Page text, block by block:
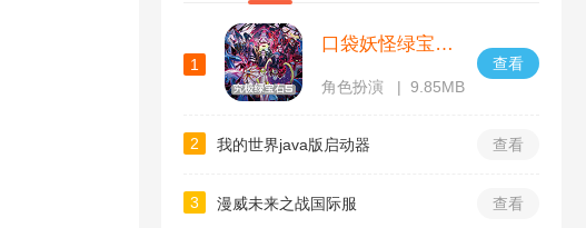
1
口袋妖怪绿宝石386版
角色扮演 9.85MB
查看
2 我的世界java版启动器 查看
3 漫威未来之战国际服 查看